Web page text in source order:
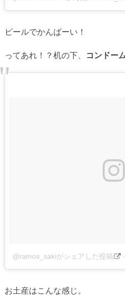
ビールでかんぱーい！
ってあれ！？机の下、 コンドー
@ramos_sakiがシェアした投稿
お土産はこんな感じ。